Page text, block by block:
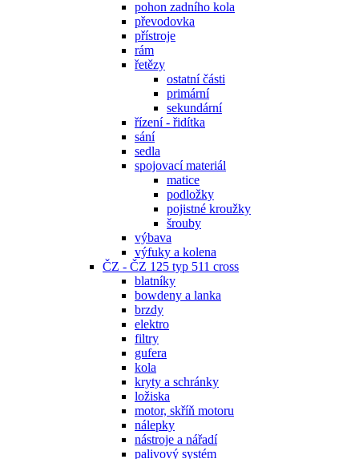
pohon zadního kola
převodovka
přístroje
rám
řetězy
ostatní části
primární
sekundární
řízení - řidítka
sání
sedla
spojovací materiál
matice
podložky
pojistné kroužky
šrouby
výbava
výfuky a kolena
ČZ - ČZ 125 typ 511 cross
blatníky
bowdeny a lanka
brzdy
elektro
filtry
gufera
kola
kryty a schránky
ložiska
motor, skříň motoru
nálepky
nástroje a nářadí
palivový systém